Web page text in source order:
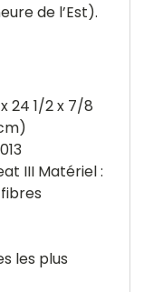
de l’Est).
24 1/2 x 7/8
III Matériel :
les plus